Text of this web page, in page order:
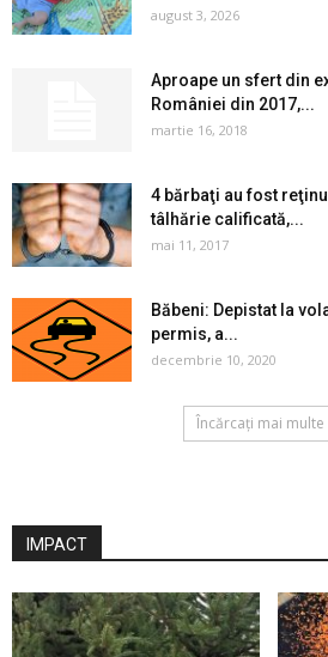
august 3, 2026
Aproape un sfert din
României din 2017,...
martie 16, 2018
4 bărbaţi au fost
tâlhărie calificată,...
mai 11, 2017
Băbeni: Depistat la
permis, a...
decembrie 10, 2020
Încărcați mai multe
IMPACT